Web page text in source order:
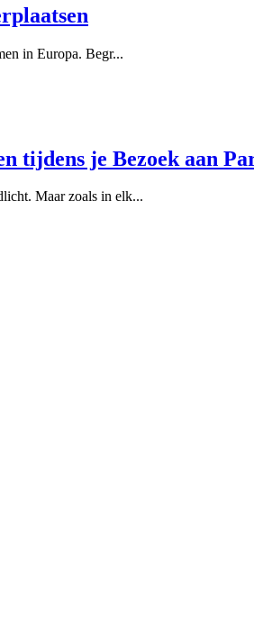
in Europa. Begr...
tijdens je Bezoek aan
Maar zoals in elk...